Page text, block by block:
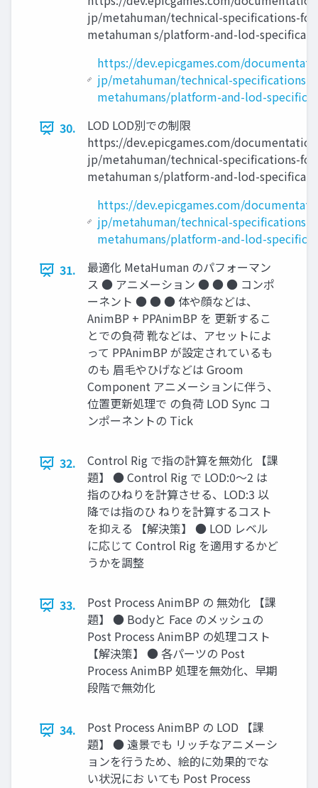
jp/metahuman/technical-speciﬁcations-
metahuman s/platform-and-lod-
https://dev.epicgames.com/
jp/metahuman/technical-specifications-
metahumans/platform-and-lod-
30.
LOD LOD別での制限
https://dev.epicgames.com/
jp/metahuman/technical-speciﬁcations-
metahuman s/platform-and-lod-
https://dev.epicgames.com/
jp/metahuman/technical-specifications-
metahumans/platform-and-lod-
31.
最適化 MetaHuman のパフォーマン
ス ● アニメーション ● ● ● コンポ
ーネント ● ● ● 体や顔などは、
AnimBP + PPAnimBP を 更新するこ
とでの負荷 靴などは、アセットによ
って PPAnimBP が設定されているも
のも 眉毛やひげなどは Groom
Component アニメーションに伴う、
位置更新処理で の負荷 LOD Sync コ
ンポーネントの Tick
32.
Control Rig で指の計算を無効化 【課
題】 ● Control Rig で LOD:0～2 は
指のひねりを計算させる、LOD:3 以
降では指のひ ねりを計算するコスト
を抑える 【解決策】 ● LOD レベル
に応じて Control Rig を適用するかど
うかを調整
33.
Post Process AnimBP の 無効化 【課
題】 ● Bodyと Face のメッシュの
Post Process AnimBP の処理コスト
【解決策】 ● 各パーツの Post
Process AnimBP 処理を無効化、早期
段階で無効化
34.
Post Process AnimBP の LOD 【課
題】 ● 遠景でも リッチなアニメーシ
ョンを行うため、絵的に効果的でな
い状況にお いても Post Process